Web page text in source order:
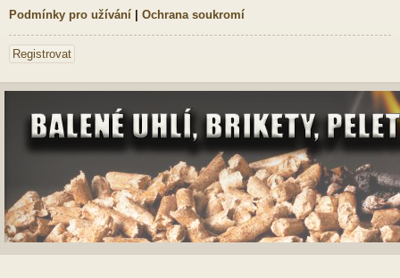
Podmínky pro užívání | Ochrana soukromí
Registrovat